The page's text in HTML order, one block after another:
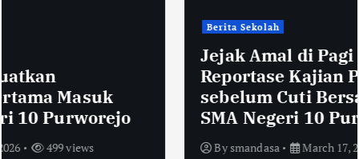
Jejak Amal di Pagi Ramadan
Reportase Kajian Pagi Terakhir
sebelum Cuti Bersama Idulfitri di
SMA Negeri 10 Purworejo
Bysmandasa March 17, 2026 340 views